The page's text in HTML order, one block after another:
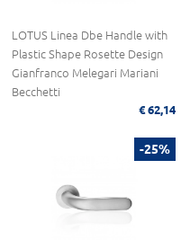
LOTUS Linea Dbe Handle with
Plastic Shape Rosette Design
Gianfranco Melegari Mariani
Becchetti
€ 62,14
-25%